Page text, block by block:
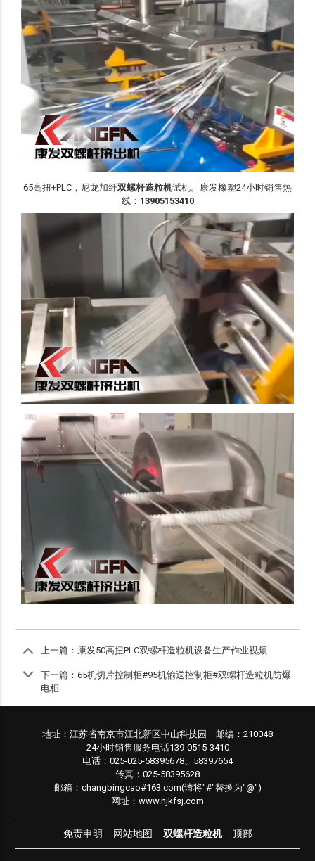
65高扭+PLC，尼龙加纤双螺杆造粒机试机。康发橡塑24小时销售热
线： 13905153410
上一篇： 康发50高扭PLC双螺杆造粒机设备生产作业视频
下一篇：65机切片控制柜#95机输送控制柜#双螺杆造粒机防爆
电柜
地址：江苏省南京市江北新区中山科技园 邮编：210048
24小时销售服务电话139-0515-3410
电话：025-025-58395678、58397654
传真：025-58395628
邮箱：changbingcao#163.com(请将"#"替换为"@")
网址：www.njkfsj.com
免责申明 网站地图 双螺杆造粒机 顶部